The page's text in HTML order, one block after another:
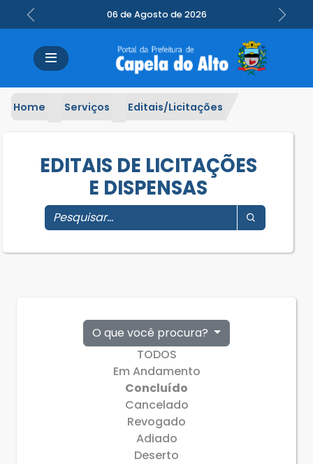
06 de Agosto de 2026
Previous Next
Home Serviços Editais/Licitações
EDITAIS DE LICITAÇÕES
E DISPENSAS
O que você procura?
TODOS
Em Andamento
Concluído
Cancelado
Revogado
Adiado
Deserto